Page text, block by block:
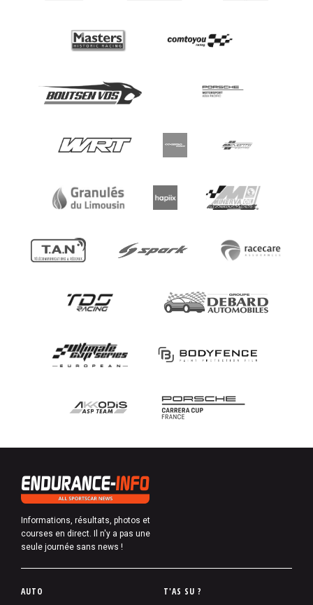
Informations, résultats, photos et
courses en direct. Il n'y a pas une
seule journée sans news !
P
AUTO T'AS SU ?